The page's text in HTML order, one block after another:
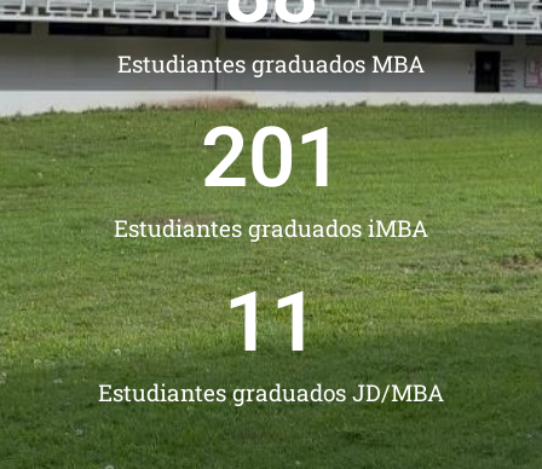
Estudiantes graduados MBA
Estudiantes graduados iMBA
217
Estudiantes graduados JD/MBA
12